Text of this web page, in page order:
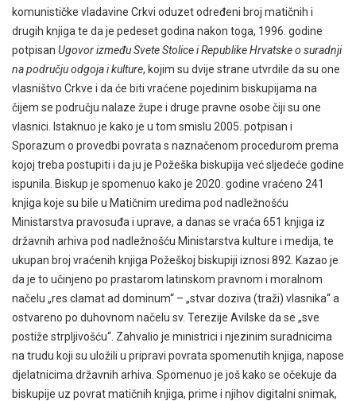
komunističke vladavine Crkvi oduzet određeni broj matičnih i
drugih knjiga te da je pedeset godina nakon toga, 1996. godine
potpisan Ugovor između Svete Stolice i Republike Hrvatske o suradnji
na području odgoja i kulture, kojim su dvije strane utvrdile da su one
vlasništvo Crkve i da će biti vraćene pojedinim biskupijama na
čijem se području nalaze župe i druge pravne osobe čiji su one
vlasnici. Istaknuo je kako je u tom smislu 2005. potpisan i
Sporazum o provedbi povrata s naznačenom procedurom prema
kojoj treba postupiti i da ju je Požeška biskupija već sljedeće godine
ispunila. Biskup je spomenuo kako je 2020. godine vraćeno 241
knjiga koje su bile u Matičnim uredima pod nadležnošću
Ministarstva pravosuđa i uprave, a danas se vraća 651 knjiga iz
državnih arhiva pod nadležnošću Ministarstva kulture i medija, te
ukupan broj vraćenih knjiga Požeškoj biskupiji iznosi 892. Kazao je
da je to učinjeno po prastarom latinskom pravnom i moralnom
načelu „res clamat ad dominum“ – „stvar doziva (traži) vlasnika“ a
ostvareno po duhovnom načelu sv. Terezije Avilske da se „sve
postiže strpljivošću“. Zahvalio je ministrici i njezinim suradnicima
na trudu koji su uložili u pripravi povrata spomenutih knjiga, napose
djelatnicima državnih arhiva. Spomenuo je još kako se očekuje da
biskupije uz povrat matičnih knjiga, prime i njihov digitalni snimak,